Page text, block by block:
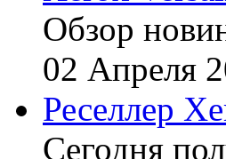
Обзор
02 Апреля
Реселлер
Сегодня